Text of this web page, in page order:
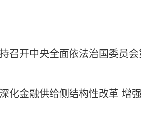
召开中央全面依法治国委员
化金融供给侧结构性改革 增